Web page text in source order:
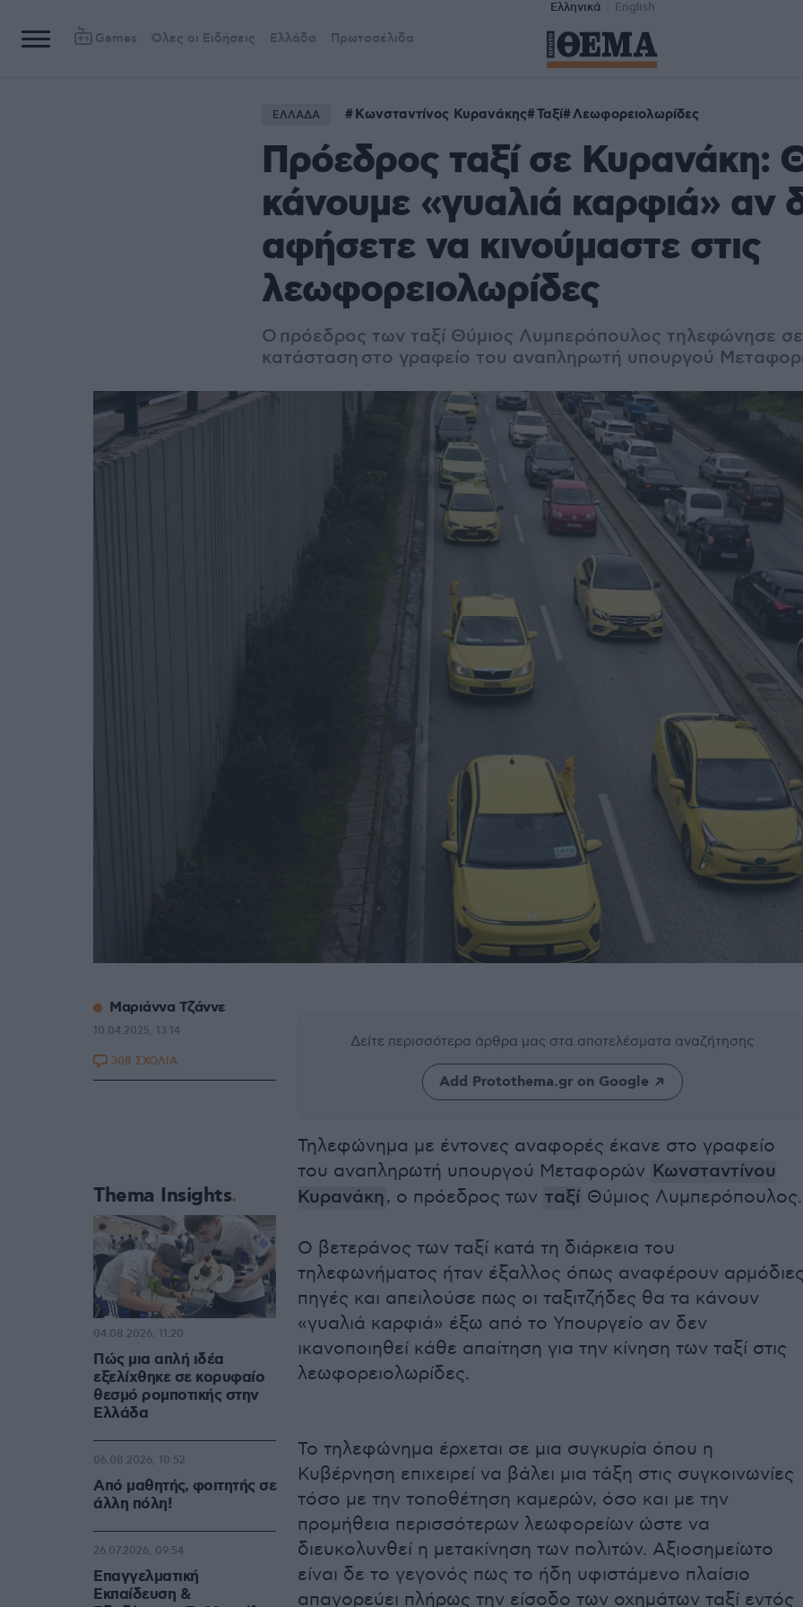
Ελληνικά English
Games Όλες οι Ειδήσεις Ελλάδα Πρωτοσέλιδα
ΕΛΛΑΔΑ Κωνσταντίνος Κυρανάκης Ταξί Λεωφορειολωρίδες
Πρόεδρος ταξί σε Κυρανάκη:
κάνουμε «γυαλιά καρφιά» αν
αφήσετε να κινούμαστε στις
λεωφορειολωρίδες
Ο πρόεδρος των ταξί Θύμιος Λυμπερόπουλος τηλεφώνησε
κατάσταση στο γραφείο του αναπληρωτή υπουργού
Δείτε περισσότερα άρθρα μας στα αποτελέσματα αναζήτησης
Add Protothema.gr on Google
Τηλεφώνημα με έντονες αναφορές έκανε στο γραφείο
του αναπληρωτή υπουργού Μεταφορών Κωνσταντίνου
Κυρανάκη, ο πρόεδρος των ταξί Θύμιος Λυμπερόπουλος.
Ο βετεράνος των ταξί κατά τη διάρκεια του
τηλεφωνήματος ήταν έξαλλος όπως αναφέρουν
πηγές και απειλούσε πως οι ταξιτζήδες θα τα κάνουν
«γυαλιά καρφιά» έξω από το Υπουργείο αν δεν
ικανοποιηθεί κάθε απαίτηση για την κίνηση των ταξί στις
λεωφορειολωρίδες.
Το τηλεφώνημα έρχεται σε μια συγκυρία όπου η
Κυβέρνηση επιχειρεί να βάλει μια τάξη στις συγκοινωνίες
τόσο με την τοποθέτηση καμερών, όσο και με την
προμήθεια περισσότερων λεωφορείων ώστε να
διευκολυνθεί η μετακίνηση των πολιτών. Αξιοσημείωτο
είναι δε το γεγονός πως το ήδη υφιστάμενο πλαίσιο
απαγορεύει πλήρως την είσοδο των οχημάτων ταξί εντός
Μαριάννα Τζάννε
10.04.2025, 13:14
308 ΣΧΟΛΙΑ
Thema Insights
Πώς μια απλή ιδέα
εξελίχθηκε σε κορυφαίο
θεσμό ρομποτικής στην
Ελλάδα
04.08.2026, 11:20
Από μαθητής, φοιτητής σε
άλλη πόλη!
06.08.2026, 10:52
Επαγγελματική
Εκπαίδευση &
26.07.2026, 09:54